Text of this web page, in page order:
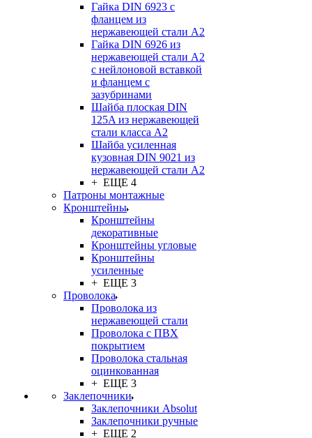
Гайка DIN 6923 с
фланцем из
нержавеющей стали А2
Гайка DIN 6926 из
нержавеющей стали А2
с нейлоновой вставкой
и фланцем с
зазубринами
Шайба плоская DIN
125A из нержавеющей
стали класса A2
Шайба усиленная
кузовная DIN 9021 из
нержавеющей стали А2
+ ЕЩЕ 4
Патроны монтажные
Кронштейны
Кронштейны
декоративные
Кронштейны угловые
Кронштейны
усиленные
+ ЕЩЕ 3
Проволока
Проволока из
нержавеющей стали
Проволока с ПВХ
покрытием
Проволока стальная
оцинкованная
+ ЕЩЕ 3
Заклепочники
Заклепочники Absolut
Заклепочники ручные
+ ЕЩЕ 2